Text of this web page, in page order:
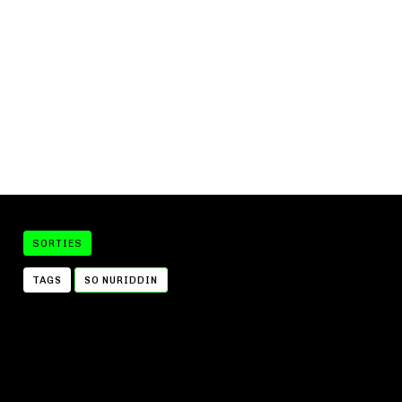
SORTIES
TAGS SO NURIDDIN